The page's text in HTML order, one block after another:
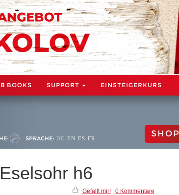
BOOKS SUPPORT EINSTEIGERKURS
SPRACHE: DE EN ES FR SHOP
h6
Gefällt mir!| 0 Kommentare